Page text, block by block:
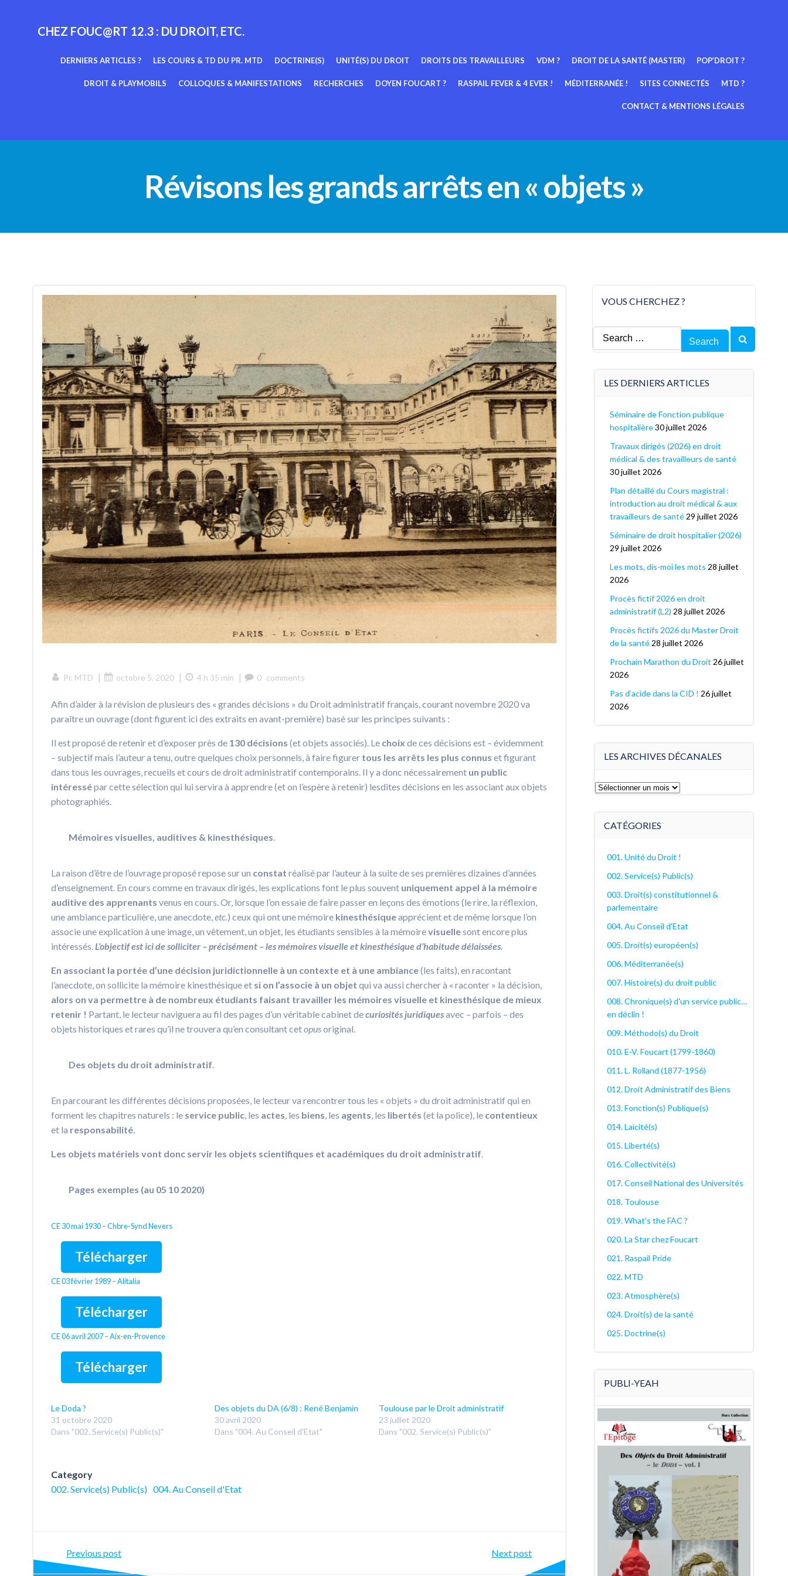
CHEZ FOUC@RT 12.3 : DU DROIT, ETC.
DERNIERS ARTICLES ? LES COURS & TD DU PR. MTD DOCTRINE(S) UNITÉ(S) DU DROIT DROITS DES TRAVAILLEURS VDM ? DROIT DE LA SANTÉ (MASTER) POP’DROIT ?
DROIT & PLAYMOBILS COLLOQUES & MANIFESTATIONS RECHERCHES DOYEN FOUCART ? RASPAIL FEVER & 4 EVER ! MÉDITERRANÉE ! SITES CONNECTÉS MTD ?
CONTACT & MENTIONS LÉGALES
Révisons les grands arrêts en « objets »
Pr. MTD | octobre 5, 2020 | 4 h 35 min | 0 comments
Afin d’aider à la révision de plusieurs des « grandes décisions » du Droit administratif français, courant novembre 2020 va
paraître un ouvrage (dont figurent ici des extraits en avant-première) basé sur les principes suivants :
Il est proposé de retenir et d’exposer près de 130 décisions (et objets associés). Le choix de ces décisions est – évidemment
– subjectif mais l’auteur a tenu, outre quelques choix personnels, à faire figurer tous les arrêts les plus connus et figurant
dans tous les ouvrages, recueils et cours de droit administratif contemporains. Il y a donc nécessairement un public
intéressépar cette sélection qui lui servira à apprendre (et on l’espère à retenir) lesdites décisions en les associant aux objets
photographiés.
Mémoires visuelles, auditives & kinesthésiques.
La raison d’être de l’ouvrage proposé repose sur un constat réalisé par l’auteur à la suite de ses premières dizaines d’années
d’enseignement. En cours comme en travaux dirigés, les explications font le plus souvent uniquement appel à la mémoire
auditive des apprenants venus en cours. Or, lorsque l’on essaie de faire passer en leçons des émotions (le rire, la réflexion,
une ambiance particulière, une anecdote,etc.) ceux qui ont une mémoire kinesthésiqueapprécient et de même lorsque l’on
associe une explication à une image, un vêtement, un objet, les étudiants sensibles à la mémoirevisuellesont encore plus
intéressés.L’objectif est ici de solliciter – précisément – les mémoires visuelle et kinesthésique d’habitude délaissées.
En associant la portée d’une décision juridictionnelle à un contexte et à une ambiance(les faits), en racontant
l’anecdote, on sollicite la mémoire kinesthésique et si on l’associe à un objet qui va aussi chercher à « raconter » la décision,
alors on va permettre à de nombreux étudiants faisant travailler les mémoires visuelle et kinesthésique de mieux
retenir ! Partant, le lecteur naviguera au fil des pages d’un véritable cabinet decuriosités juridiquesavec – parfois – des
objets historiques et rares qu’il ne trouvera qu’en consultant cetopusoriginal.
Des objets du droit administratif.
En parcourant les différentes décisions proposées, le lecteur va rencontrer tous les « objets » du droit administratif qui en
forment les chapitres naturels : le service public, les actes, les biens, les agents, les libertés (et la police), le contentieux
et la responsabilité.
Les objets matériels vont donc servir les objets scientifiques et académiques du droit administratif.
Pages exemples (au 05 10 2020)
CE 30 mai 1930 – Chbre-Synd Nevers
Télécharger
CE 03 février 1989 – Alitalia
Télécharger
CE 06 avril 2007 – Aix-en-Provence
Télécharger
Le Doda ?
31 octobre 2020
Dans "002. Service(s) Public(s)"
Des objets du DA (6/8) : René Benjamin
30 avril 2020
Dans "004. Au Conseil d'Etat"
Toulouse par le Droit administratif
23 juillet 2020
Dans "002. Service(s) Public(s)"
Category
002. Service(s) Public(s) 004. Au Conseil d'Etat
Post
Previous post
Post
Next post
VOUS CHERCHEZ ?
Search
for:
LES DERNIERS ARTICLES
Séminaire de Fonction publique
hospitalière 30 juillet 2026
Travaux dirigés (2026) en droit
médical & des travailleurs de santé
30 juillet 2026
Plan détaillé du Cours magistral :
introduction au droit médical & aux
travailleurs de santé 29 juillet 2026
Séminaire de droit hospitalier (2026)
29 juillet 2026
Les mots, dis-moi les mots 28 juillet
2026
Procès fictif 2026 en droit
administratif (L2) 28 juillet 2026
Procès fictifs 2026 du Master Droit
de la santé 28 juillet 2026
Prochain Marathon du Droit 26 juillet
2026
Pas d’acide dans la CID ! 26 juillet
2026
LES ARCHIVES DÉCANALES
Les
CATÉGORIES
001. Unité du Droit !
002. Service(s) Public(s)
003. Droit(s) constitutionnel &
parlementaire
004. Au Conseil d'Etat
005. Droit(s) européen(s)
006. Méditerranée(s)
007. Histoire(s) du droit public
008. Chronique(s) d'un service public…
en déclin !
009. Méthodo(s) du Droit
010. E-V. Foucart (1799-1860)
011. L. Rolland (1877-1956)
012. Droit Administratif des Biens
013. Fonction(s) Publique(s)
014. Laïcité(s)
015. Liberté(s)
016. Collectivité(s)
017. Conseil National des Universités
018. Toulouse
019. What's the FAC ?
020. La Star chez Foucart
021. Raspail Pride
022. MTD
023. Atmosphère(s)
024. Droit(s) de la santé
025. Doctrine(s)
PUBLI-YEAH